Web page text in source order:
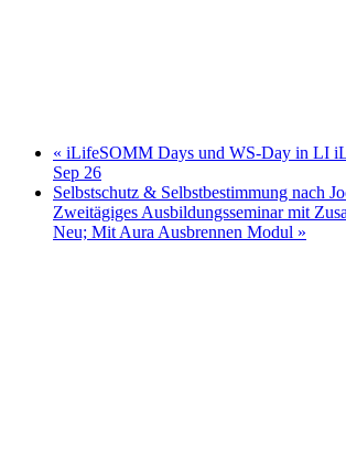
« iLifeSOMM Days und WS-Day in LI
Sep 26
Selbstschutz & Selbstbestimmung nach
Zweitägiges Ausbildungsseminar mit
Neu; Mit Aura Ausbrennen Modul »